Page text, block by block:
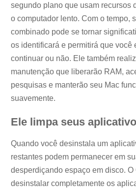
segundo plano que usam recursos
o computador lento. Com o tempo,
combinado pode se tornar
os identificará e permitirá que você
continuar ou não. Ele também
manutenção que liberarão RAM,
pesquisas e manterão seu Mac
suavemente.
Ele limpa seus
Quando você desinstala um
restantes podem permanecer em
desperdiçando espaço em disco.
desinstalar completamente os